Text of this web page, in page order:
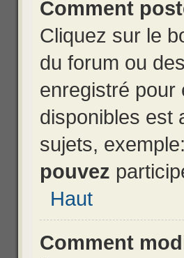
Comment
Cliquez sur le
du forum ou
enregistré pour
disponibles est
sujets,
pouvez
Haut
Comment